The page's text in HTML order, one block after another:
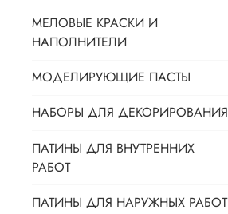
МЕЛОВЫЕ КРАСКИ И
НАПОЛНИТЕЛИ
МОДЕЛИРУЮЩИЕ ПАСТЫ
НАБОРЫ ДЛЯ ДЕКОРИРОВАНИЯ
ПАТИНЫ ДЛЯ ВНУТРЕННИХ
РАБОТ
ПАТИНЫ ДЛЯ НАРУЖНЫХ РАБОТ